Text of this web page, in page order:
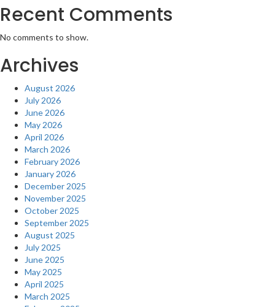
Recent Comments
No comments to show.
Archives
August 2026
July 2026
June 2026
May 2026
April 2026
March 2026
February 2026
January 2026
December 2025
November 2025
October 2025
September 2025
August 2025
July 2025
June 2025
May 2025
April 2025
March 2025